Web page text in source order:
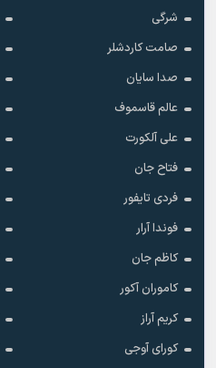
شرگی
صامت کاردشلر
صدا سایان
عالم قاسموف
علی آلکورت
فتاح جان
فردی تایفور
فوندا آرار
کاظم جان
کاموران آکور
کریم آراز
کورای آوجی